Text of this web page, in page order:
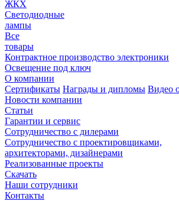
ЖКХ
Светодиодные
лампы
Все
товары
Контрактное производство электроники
Освещение под ключ
О компании
Сертификаты Награды и дипломы Видео
Новости компании
Статьи
Гарантии и сервис
Сотрудничество с дилерами
Сотрудничество с проектировщиками,
архитекторами, дизайнерами
Реализованные проекты
Скачать
Наши сотрудники
Контакты